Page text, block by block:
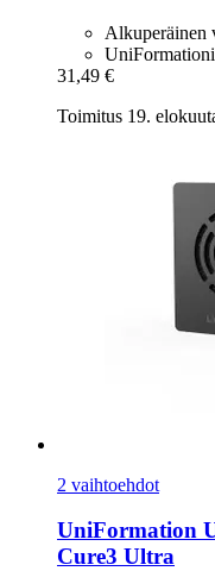
Alkuperäinen
31,49 €
Toimitus 19.
2 vaihtoehdot
UniFormation
Cure3 Ultra